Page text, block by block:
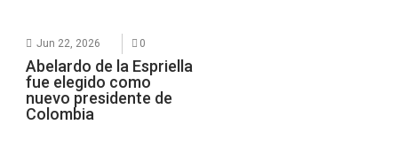
Jun 22, 2026 0
Abelardo de la Espriella
fue elegido como
nuevo presidente de
Colombia